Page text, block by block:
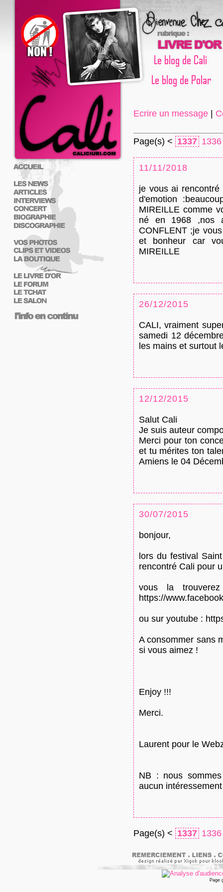
Ecrire un message
Page(s) < 1337 1336
11/11/2018
je vous ai
d'emotion
MIREILLE comme
né en 1968 ,nos
CONFLENT ;je
et bonheur car
MIREILLE
26/12/2015
CALI, vraiment
samedi 12
les mains et surtout
12/12/2015
Salut Cali
Je suis auteur
Merci pour ton
et tu mérites ton
Amiens le 04
30/07/2015
bonjour,
lors du festival
rencontré Cali pour
vous la
https://
ou sur youtube :
A consommer sans
si vous aimez !
Enjoy !!!
Merci.
Laurent pour le
NB : nous
aucun
Page(s) < 1337 1336
Page